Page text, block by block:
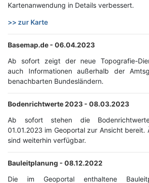
Kartenanwendung in Details verbessert.
>> zur Karte
Basemap.de - 06.04.2023
Ab sofort zeigt der neue Topografie-
auch Informationen außerhalb der
benachbarten Bundesländern.
Bodenrichtwerte 2023 - 08.03.2023
Ab sofort stehen die
01.01.2023 im Geoportal zur Ansicht bereit.
sind weiterhin verfügbar.
Bauleitplanung - 08.12.2022
Die im Geoportal enthaltene